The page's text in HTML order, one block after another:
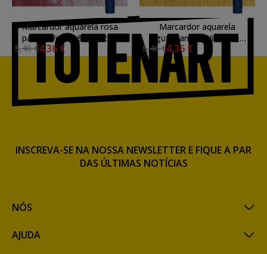
Marcardor aquarela rosa
palido Winsor & Newton
doble ponta pinceis
5,46 €4,36 €
Marcardor aquarela
gutagamba Winsor &
Newton doble ponta pinceis
5,46 €4,36 €
NÓS
AJUDA
INSCREVA-SE NA NOSSA NEWSLETTER E FIQUE A PAR
DAS ÚLTIMAS NOTÍCIAS